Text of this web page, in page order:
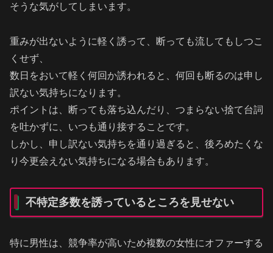
そうな気がしてしまいます。
重みが出ないように軽く誘って、断っても流してもしつこ
くせず、
数日をおいて軽く何回か誘われると、何回も断るのは申し
訳ない気持ちになります。
ポイントは、断っても落ち込んだり、つまらない捨て台詞
を吐かずに、いつも通り接することです。
しかし、申し訳ない気持ちを通り過ぎると、後ろめたくな
り今更会えない気持ちになる場合もあります。
不特定多数を誘っているところを見せない
特に男性は、競争率が高いため複数の女性にオファーする